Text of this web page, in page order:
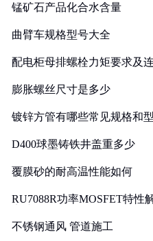
锰矿石产品化合水含量
曲臂车规格型号大全
配电柜母排螺栓力矩要求及
膨胀螺丝尺寸是多少
镀锌方管有哪些常见规格和
D400球墨铸铁井盖重多少
覆膜砂的耐高温性能如何
RU7088R功率MOSFET特性
不锈钢通风 管道施工